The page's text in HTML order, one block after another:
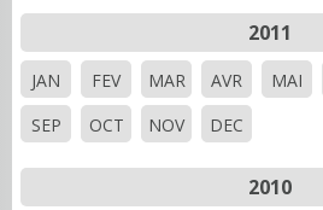
2011
JAN FEV MAR AVR MAI
SEP
OCT NOV DEC
2010